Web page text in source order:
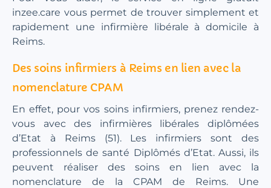
inzee.care vous permet de trouver simplement et
rapidement une infirmière libérale à domicile à
Reims.
Des soins infirmiers à Reims en lien avec la
nomenclature CPAM
En effet, pour vos soins infirmiers, prenez rendez-
vous avec des infirmières libérales diplômées
d’Etat à Reims (51). Les infirmiers sont des
professionnels de santé Diplômés d’Etat. Aussi, ils
peuvent réaliser des soins en lien avec la
nomenclature de la CPAM de Reims. Une